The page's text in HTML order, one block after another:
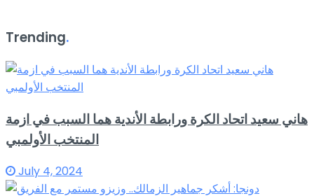
Trending.
هاني سعيد اتحاد الكرة ورابطة الأندية هما السبب في ازمة
المنتخب الأولمبي
July 4, 2024